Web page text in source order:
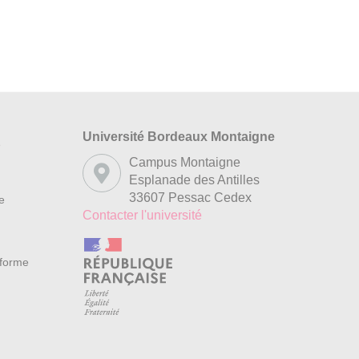
Université Bordeaux Montaigne
Campus Montaigne
Esplanade des Antilles
33607 Pessac Cedex
Contacter l'université